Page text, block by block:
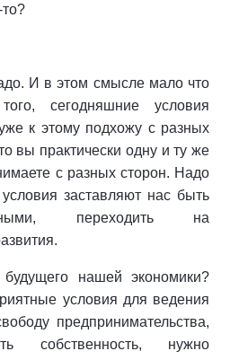
И в этом смысле мало что
сегодняшние условия
к этому подхожу с разных
вы практически одну и ту же
с разных сторон. Надо
заставляют нас быть
переходить на
нашей экономики?
условия для ведения
предпринимательства,
собственность, нужно